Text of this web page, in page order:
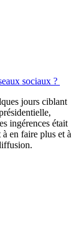
sociaux ?
jours ciblant
ingérences était
en faire plus et à